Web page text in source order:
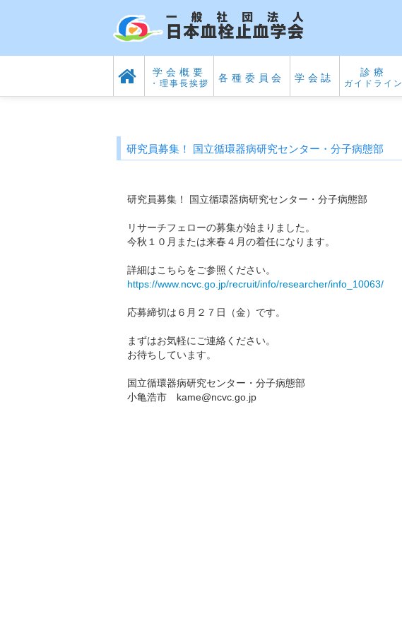
学会概要
・理事長挨拶 各種委員会 学会誌 診療
ガイドライン
研究員募集！ 国立循環器病研究センター・分子病態部
研究員募集！ 国立循環器病研究センター・分子病態部
リサーチフェローの募集が始まりました。
今秋１０月または来春４月の着任になります。
詳細はこちらをご参照ください。
https://www.ncvc.go.jp/recruit/info/researcher/info_10063/
応募締切は６月２７日（金）です。
まずはお気軽にご連絡ください。
お待ちしています。
国立循環器病研究センター・分子病態部
小亀浩市 kame@ncvc.go.jp